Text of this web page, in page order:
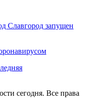
Славгород запущен
сегодня. Все права